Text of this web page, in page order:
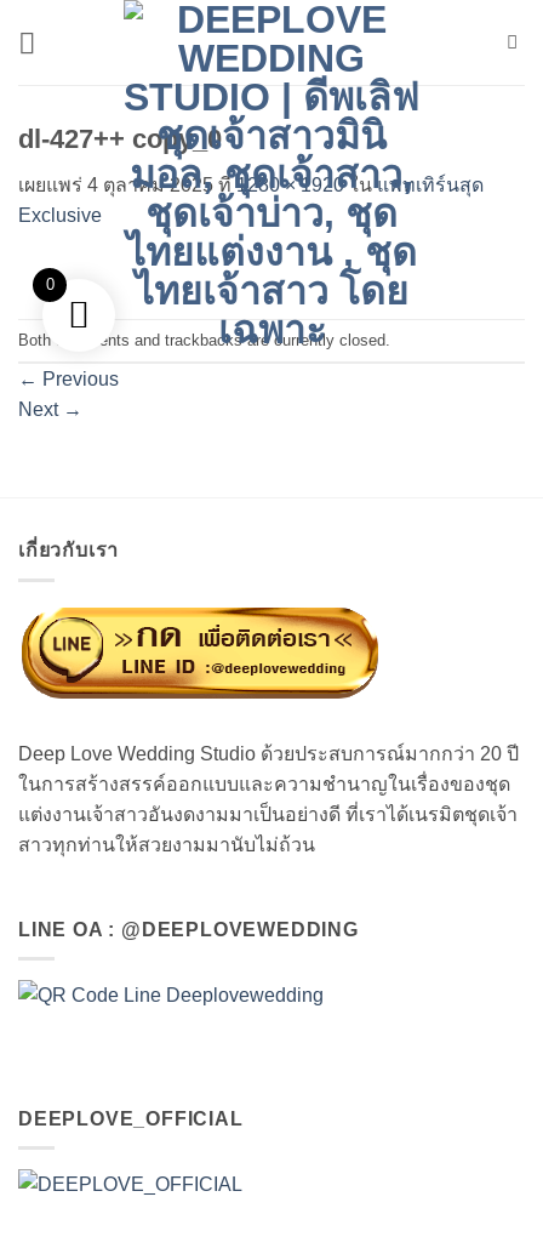
dl-427++ copy_0
เผยแพร่ 4 ตุลาคม 2025 ที่1280 × 1920ในแพทเทิร์นสุด
Exclusive
Both comments and trackbacks are currently closed.
← Previous
Next →
เกี่ยวกับเรา
Deep Love Wedding Studio ด้วยประสบการณ์มากกว่า 20 ปี
ในการสร้างสรรค์ออกแบบและความชำนาญในเรื่องของชุด
แต่งงานเจ้าสาวอันงดงามมาเป็นอย่างดี ที่เราได้เนรมิตชุดเจ้า
สาวทุกท่านให้สวยงามมานับไม่ถ้วน
LINE OA : @DEEPLOVEWEDDING
DEEPLOVE_OFFICIAL
0